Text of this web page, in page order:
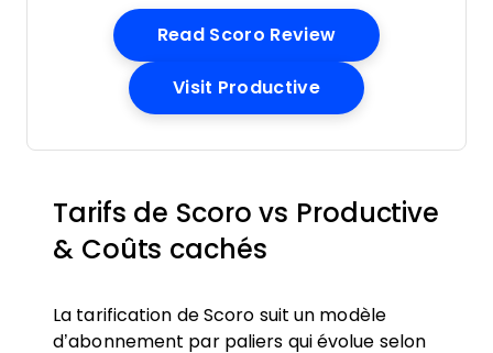
Read Scoro ReviewOpens New
Visit ProductiveOpens New
Tarifs de Scoro vs Productive
& Coûts cachés
La tarification de Scoro suit un modèle
d’abonnement par paliers qui évolue selon